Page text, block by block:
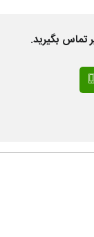
تماس بگیرید.